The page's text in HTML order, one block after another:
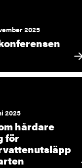
2025
2025
hårdare
för